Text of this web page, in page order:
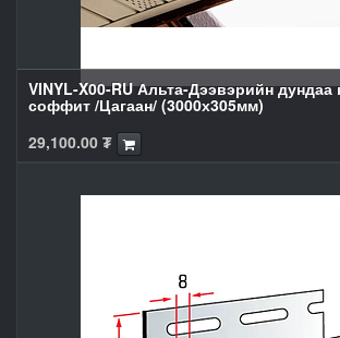
VINYL-X00-RU Альта-Дээвэрийн дундаа
соффит /Цагаан/ (3000х305мм)
29,100.00 ₮